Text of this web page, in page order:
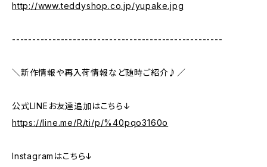
http://www.teddyshop.co.jp/yupake.jpg
----------------------------------------------------
＼新作情報や再入荷情報など随時ご紹介♪／
公式LINEお友達追加はこちら↓
https://line.me/R/ti/p/%40pqo3160o
Instagramはこちら↓